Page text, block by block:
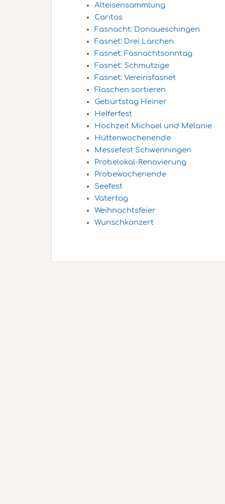
Alteisensammlung
Caritas
Fasnacht: Donaueschingen
Fasnet: Drei Lärchen
Fasnet: Fasnachtsonntag
Fasnet: Schmutzige
Fasnet: Vereinsfasnet
Flaschen sortieren
Geburtstag Heiner
Helferfest
Hochzeit Michael und Melanie
Hüttenwochenende
Messefest Schwenningen
Probelokal-Renovierung
Probewochenende
Seefest
Vatertag
Weihnachtsfeier
Wunschkonzert